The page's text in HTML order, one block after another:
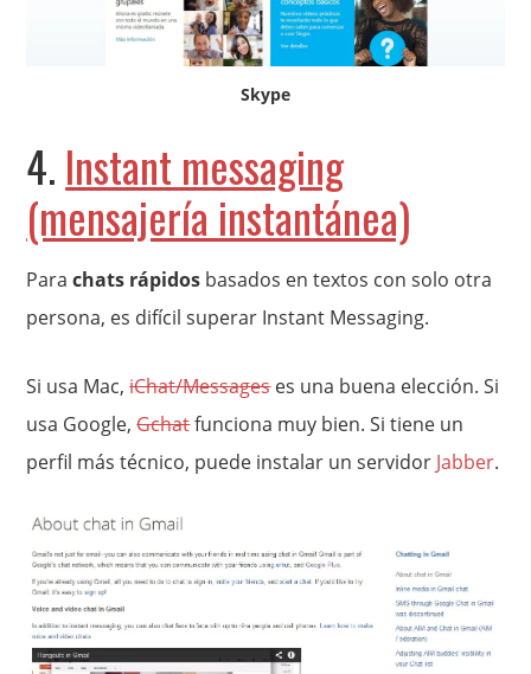
Skype
4. Instant messaging
(mensajería instantánea)
Parachats rápidos basados en textos con solo otra
persona, es difícil superar Instant Messaging.
Si usa Mac,iChat/Messageses una buena elección. Si
usa Google,Gchatfunciona muy bien. Si tiene un
perfil más técnico, puede instalar un servidor Jabber.